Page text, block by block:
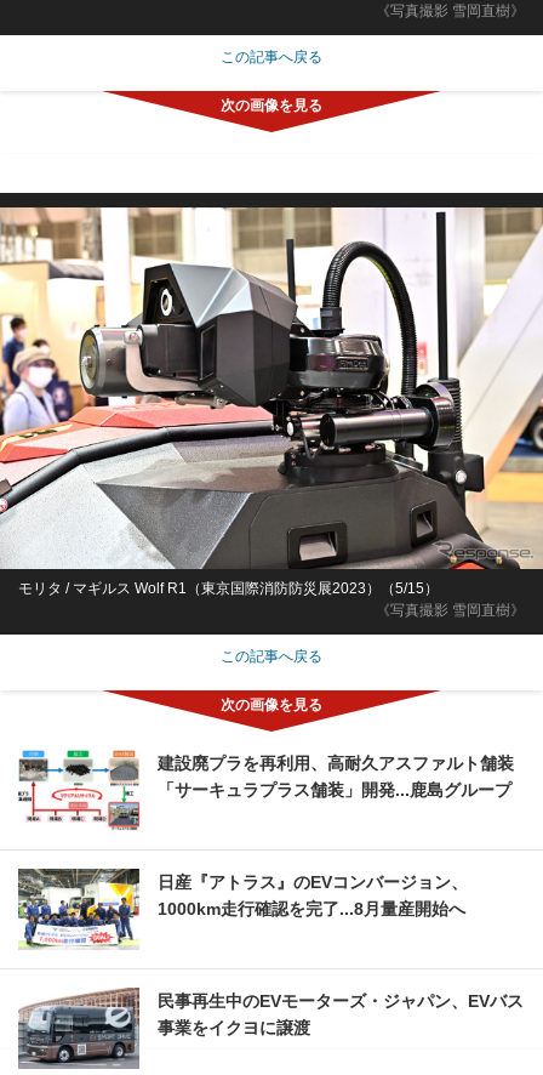
《写真撮影 雪岡直樹》
この記事へ戻る
《写真撮影 雪岡直樹》
モリタ / マギルス Wolf R1（東京国際消防防災展2023）（5/15）
この記事へ戻る
建設廃プラを再利用、高耐久アスファルト舗装
「サーキュラプラス舗装」開発...鹿島グループ
日産『アトラス』のEVコンバージョン、
1000km走行確認を完了...8月量産開始へ
民事再生中のEVモーターズ・ジャパン、EVバス
事業をイクヨに譲渡